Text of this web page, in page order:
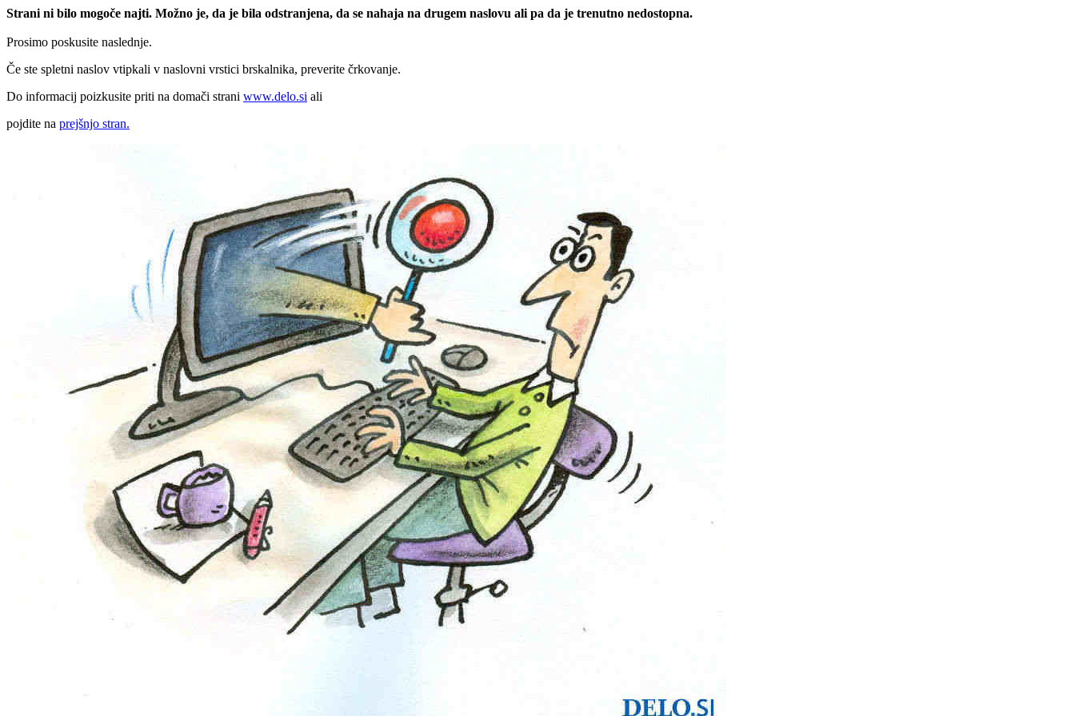
Strani ni bilo mogoče najti. Možno je, da je bila odstranjena, da se nahaja na drugem naslovu ali pa da je trenutno nedostopna.
Prosimo poskusite naslednje.
Če ste spletni naslov vtipkali v naslovni vrstici brskalnika, preverite črkovanje.
Do informacij poizkusite priti na domači strani www.delo.si ali
pojdite na prejšnjo stran.